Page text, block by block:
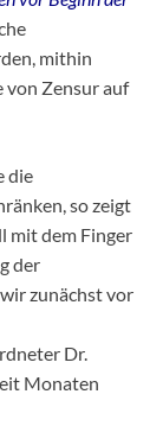
mithin
von Zensur auf
die
so zeigt
mit dem Finger
der
zunächst vor
Dr.
Monaten